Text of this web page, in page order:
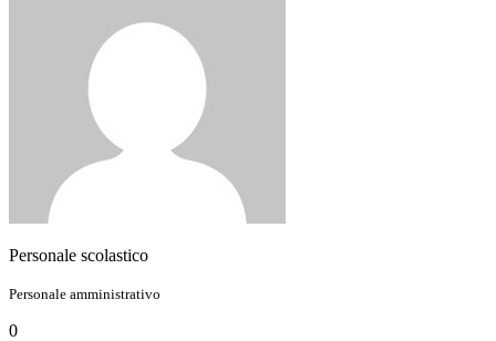
Personale scolastico
Personale amministrativo
0